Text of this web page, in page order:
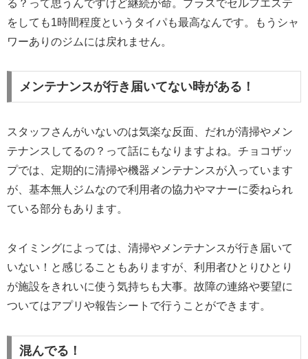
る？って思うんですけど継続が命。プラスでセルフエステ
をしても1時間程度というタイパも最高なんです。もうシャ
ワーありのジムには戻れません。
メンテナンスが行き届いてない時がある！
スタッフさんがいないのは気楽な反面、だれが清掃やメン
テナンスしてるの？って話にもなりますよね。チョコザッ
プでは、定期的に清掃や機器メンテナンスが入っています
が、基本無人ジムなので利用者の協力やマナーに委ねられ
ている部分もあります。
タイミングによっては、清掃やメンテナンスが行き届いて
いない！と感じることもありますが、利用者ひとりひとり
が施設をきれいに使う気持ちも大事。故障の連絡や要望に
ついてはアプリや報告シートで行うことができます。
混んでる！